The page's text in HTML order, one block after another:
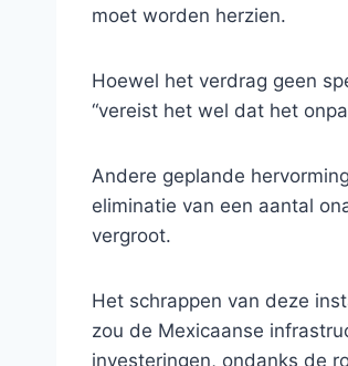
moet worden herzien.
Hoewel het verdrag geen
“vereist het wel dat het
Andere geplande
eliminatie van een aantal
vergroot.
Het schrappen van deze
zou de Mexicaanse
investeringen, ondanks de